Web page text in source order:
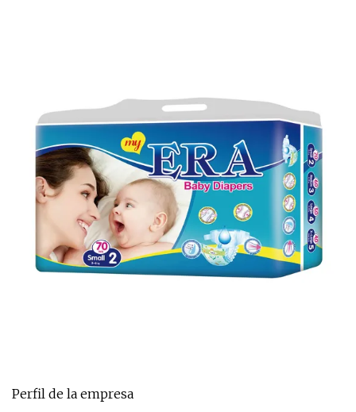
Perfil de la empresa